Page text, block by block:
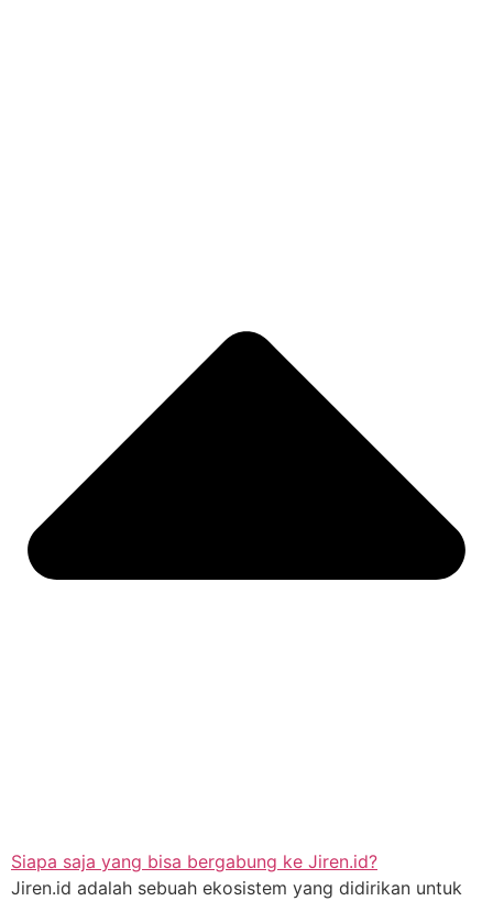
Siapa saja yang bisa bergabung ke Jiren.id?
Jiren.id adalah sebuah ekosistem yang didirikan untuk